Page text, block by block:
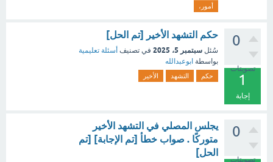
أمور،
0
تصويتات
1
إجابة
حكم التشهد الأخير [تم الحل]
سُئل سبتمبر 5، 2025 في تصنيف أسئلة تعليمية
بواسطة ابوعبدالله
حكم التشهد الأخير
0
تصويتات
يجلس المصلي في التشهد الأخير
متوركًا . صواب خطأ [تم الإجابة] [تم
الحل]